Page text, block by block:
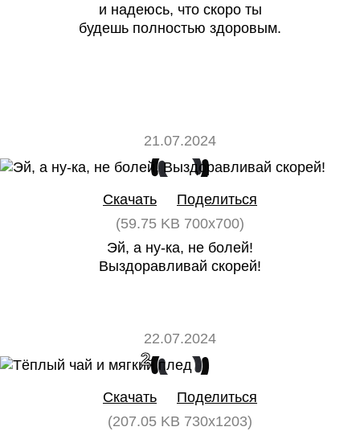
и надеюсь, что скоро ты
будешь полностью здоровым.
21.07.2024
0 0
Скачать
Поделиться
(59.75 KB 700x700)
Эй, а ну-ка, не болей!
Выздоравливай скорей!
22.07.2024
2
Скачать
Поделиться
(207.05 KB 730x1203)